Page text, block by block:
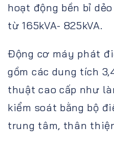
hoạt động bền bỉ
từ 165kVA- 825kVA.
Động cơ máy phát
gồm các dung tích
thuật cao cấp như
kiểm soát bằng bộ
trung tâm, thân